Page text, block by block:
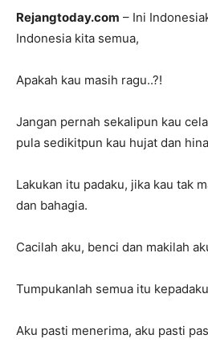
Rejangtoday.com – Ini
Indonesia kita semua,
Apakah kau masih ragu..?!
Jangan pernah sekalipun kau
pula sedikitpun kau hujat dan
Lakukan itu padaku, jika kau tak
dan bahagia.
Cacilah aku, benci dan makilah
Tumpukanlah semua itu
Aku pasti menerima, aku pasti